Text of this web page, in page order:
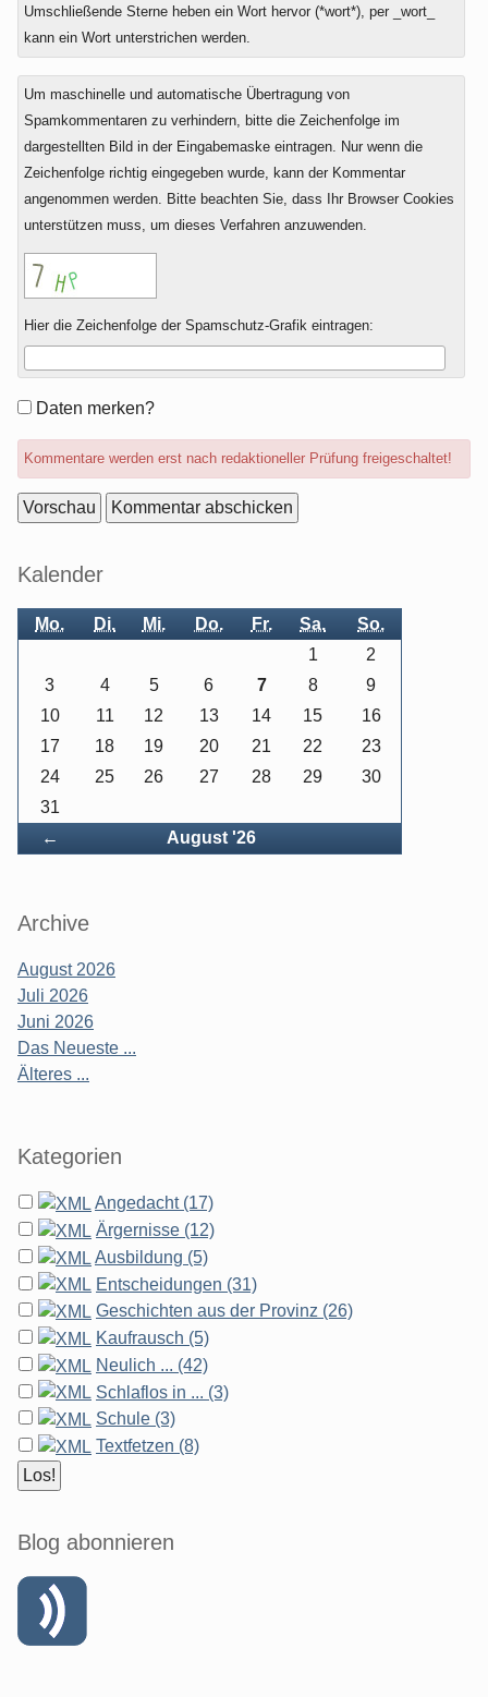
Umschließende Sterne heben ein Wort hervor (*wort*), per _wort_
kann ein Wort unterstrichen werden.
Um maschinelle und automatische Übertragung von
Spamkommentaren zu verhindern, bitte die Zeichenfolge im
dargestellten Bild in der Eingabemaske eintragen. Nur wenn die
Zeichenfolge richtig eingegeben wurde, kann der Kommentar
angenommen werden. Bitte beachten Sie, dass Ihr Browser Cookies
unterstützen muss, um dieses Verfahren anzuwenden.
Hier die Zeichenfolge der Spamschutz-Grafik eintragen:
Formular-
Daten merken?
Kommentare werden erst nach redaktioneller Prüfung freigeschaltet!
Seitenleiste
Kalender
Mo. Di. Mi. Do. Fr. Sa. So.
← August '26
1
2
3
4 5 6 7 8
9
10
11 12 13 14 15
16
17
18 19 20 21 22
23
24
25 26 27 28 29
30
31
Archive
August 2026
Juli 2026
Juni 2026
Das Neueste ...
Älteres ...
Kategorien
Angedacht (17)
Ärgernisse (12)
Ausbildung (5)
Entscheidungen (31)
Geschichten aus der Provinz (26)
Kaufrausch (5)
Neulich ... (42)
Schlaflos in ... (3)
Schule (3)
Textfetzen (8)
Blog abonnieren